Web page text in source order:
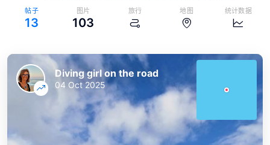
帖子
13
图片
103
旅行 地图 统计数据
Diving girl on the road
04 Oct 2025